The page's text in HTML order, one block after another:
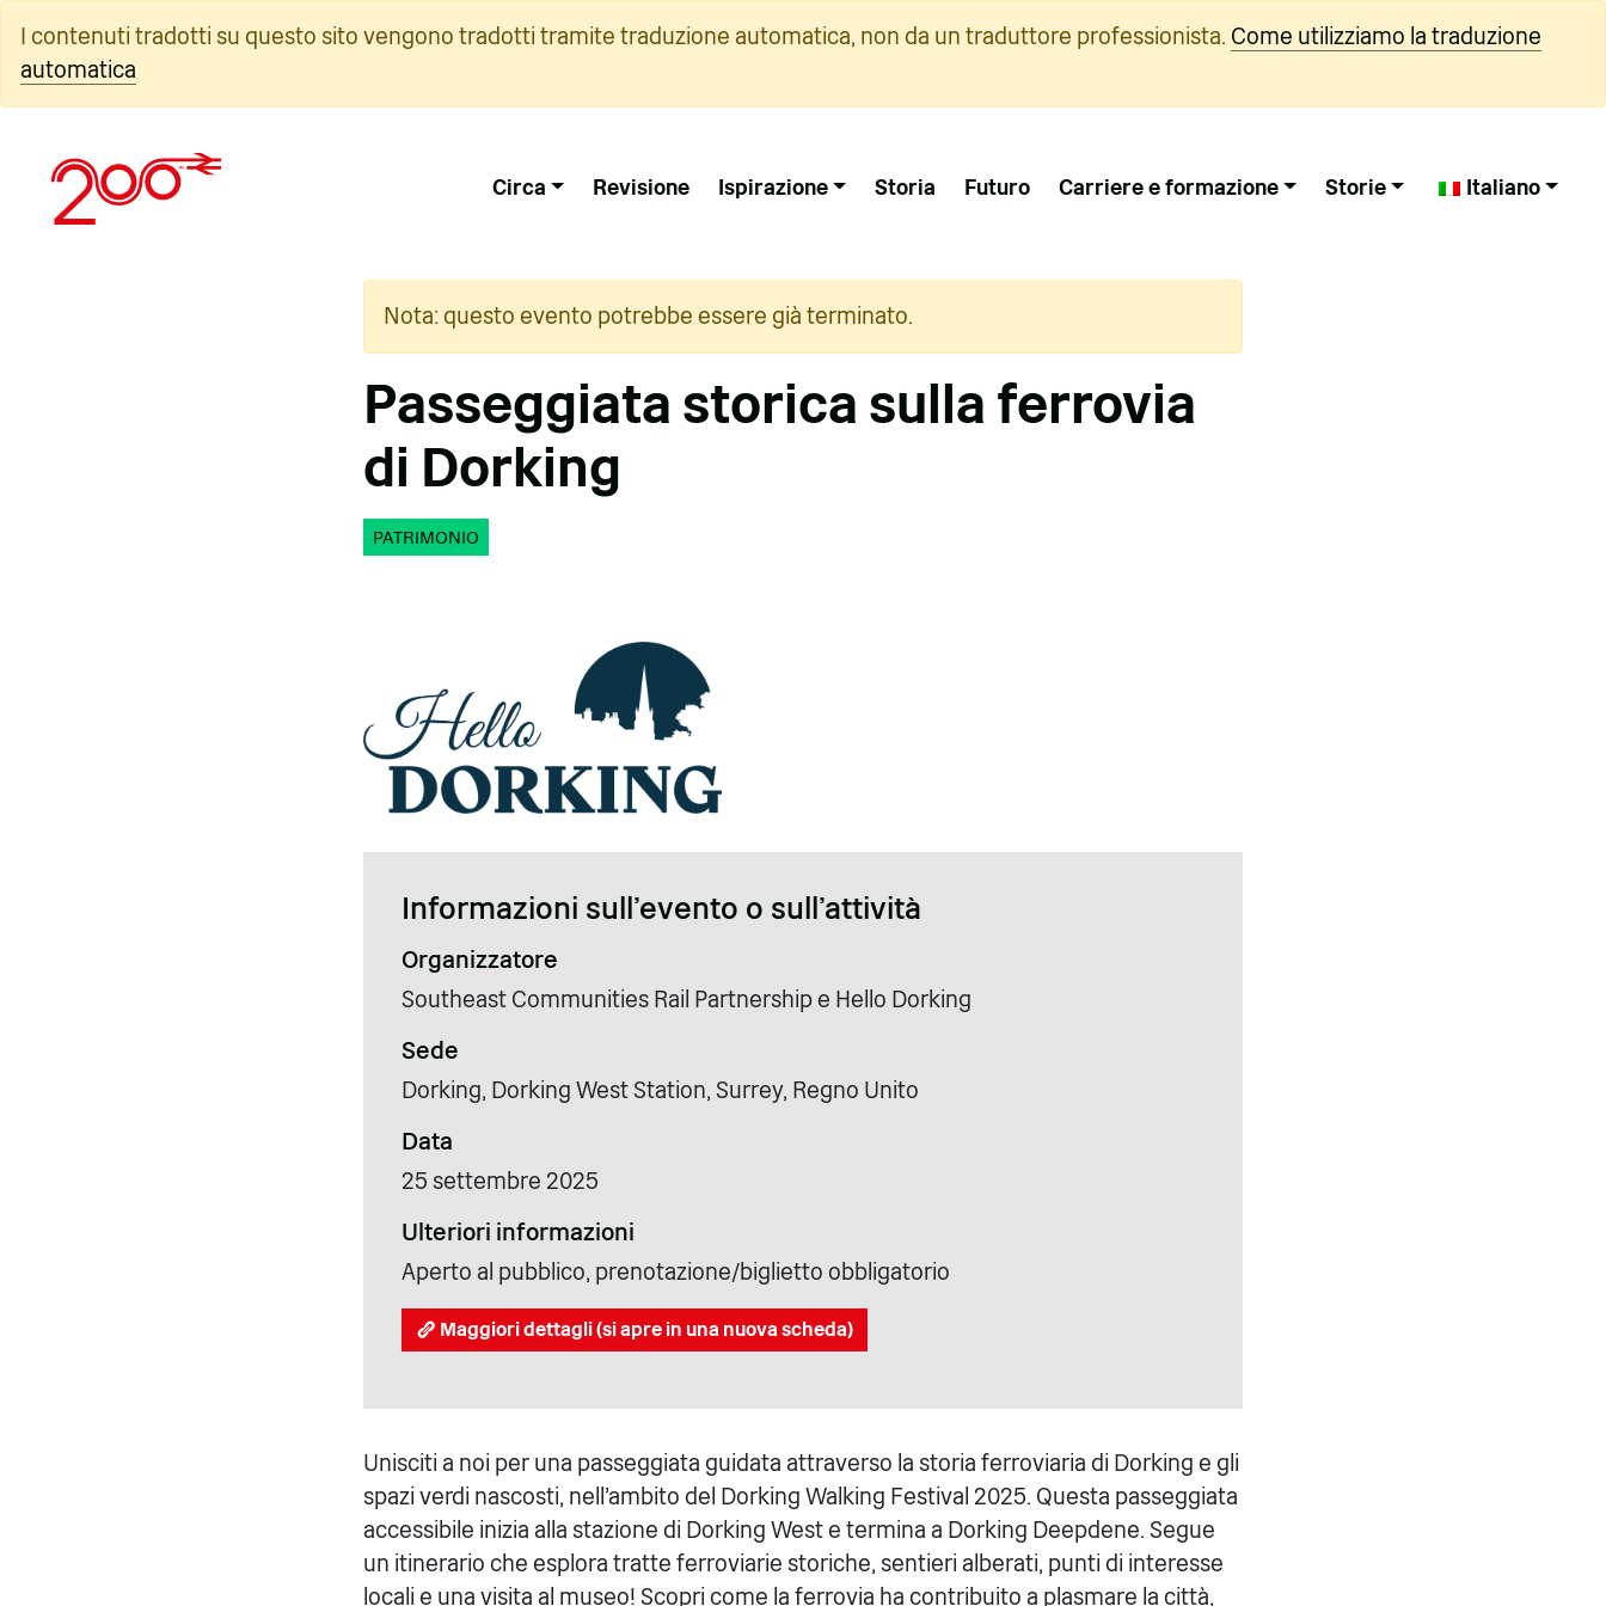
contenuto
I contenuti tradotti su questo sito vengono tradotti tramite traduzione automatica, non da un traduttore professionista. Come utilizziamo la traduzione
automatica
Circa Revisione Ispirazione Storia Futuro Carriere e formazione Storie Italiano
Nota: questo evento potrebbe essere già terminato.
Passeggiata storica sulla ferrovia
di Dorking
PATRIMONIO
Informazioni sull'evento o sull'attività
Organizzatore
Southeast Communities Rail Partnership e Hello Dorking
Sede
Dorking, Dorking West Station, Surrey, Regno Unito
Data
25 settembre 2025
Ulteriori informazioni
Aperto al pubblico, prenotazione/biglietto obbligatorio
Maggiori dettagli (si apre in una nuova scheda)
Unisciti a noi per una passeggiata guidata attraverso la storia ferroviaria di Dorking e gli
spazi verdi nascosti, nell'ambito del Dorking Walking Festival 2025. Questa passeggiata
accessibile inizia alla stazione di Dorking West e termina a Dorking Deepdene. Segue
un itinerario che esplora tratte ferroviarie storiche, sentieri alberati, punti di interesse
locali e una visita al museo! Scopri come la ferrovia ha contribuito a plasmare la città,